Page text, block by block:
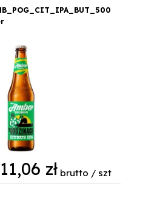
11,06 zł brutto / szt